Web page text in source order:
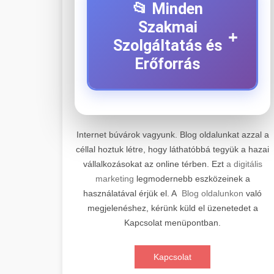
📂 Minden
Szakmai
Szolgáltatás és
Erőforrás
+
+
Professzionális elektromos roller
javítási és karbantartási szolgáltatások.
Szakértő technikusaink minőségi
szervízt nyújtanak minden jelentős
márkához és modellhez.
Szervizközpont Látogatása
📊 2. Online Marketing
Ügynökség
+
Átfogó online marketing
szolgáltatások, beleértve a SEO-t,
közösségi média kezelést és digitális
hirdetéseket. Növekedés elérése
Elektromos Roller
Internet búvárok vagyunk. Blog oldalunkat azzal a
céllal hoztuk létre, hogy láthatóbbá tegyük a hazai
vállalkozásokat az online térben. Ezt a digitális
marketing legmodernebb eszközeinek a
használatával érjük el. A Blog oldalunkon való
megjelenéshez, kérünk küld el üzenetedet a
Kapcsolat menüpontban.
Kapcsolat